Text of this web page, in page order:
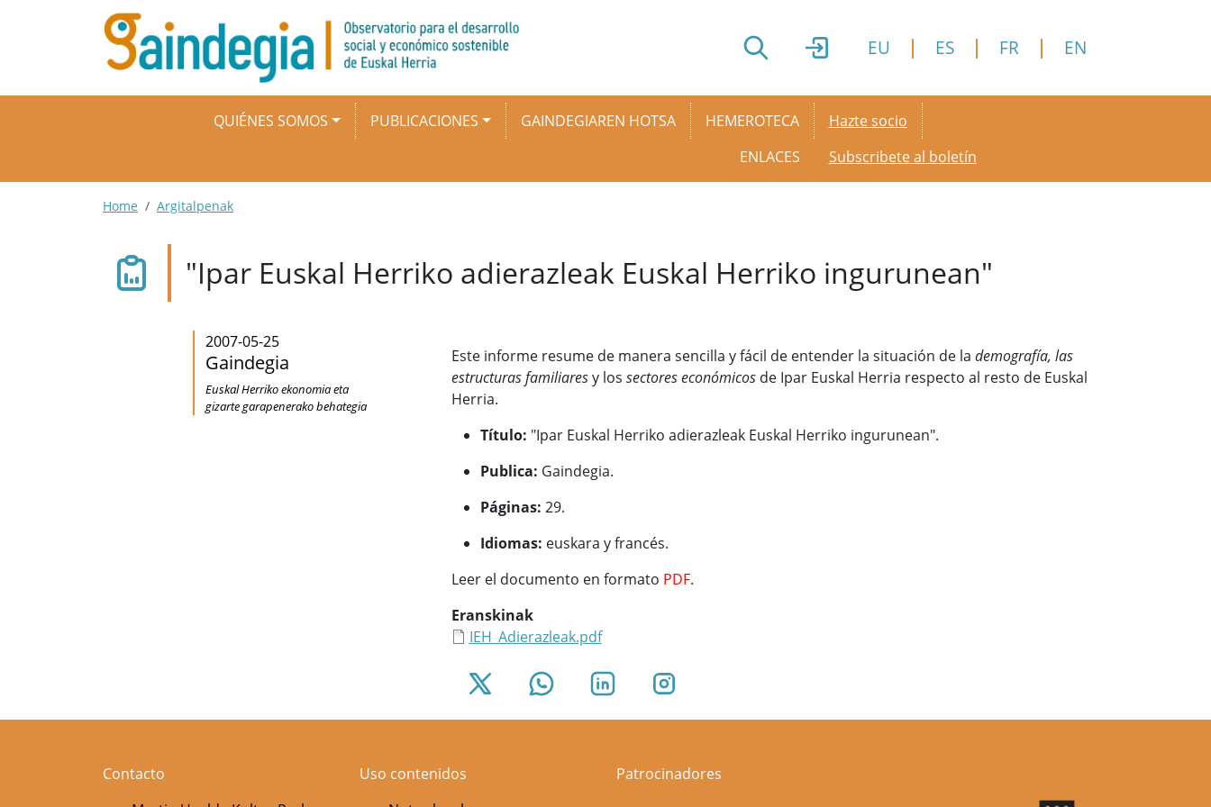
Pasar al contenido principal
EU ES FR EN
Navegación principal
QUIÉNES SOMOS PUBLICACIONES GAINDEGIAREN HOTSA
HEMEROTECA
ENLACES
Secondary menu
Hazte socio
Subscribete al boletín
Ruta de navegación
Home Argitalpenak
"Ipar Euskal Herriko adierazleak Euskal Herriko ingurunean"
2007-05-25
Gaindegia
Euskal Herriko ekonomia eta
gizarte garapenerako behategia
Este informe resume de manera sencilla y fácil de entender la situación de la demografía, las
estructuras familiaresy los sectores económicosde Ipar Euskal Herria respecto al resto de Euskal
Herria.
Título: "Ipar Euskal Herriko adierazleak Euskal Herriko ingurunean".
Publica: Gaindegia.
Páginas: 29.
Idiomas: euskara y francés.
Leer el documento en formato PDF.
Eranskinak
IEH_Adierazleak.pdf
Contacto
Uso contenidos
Patrocinadores